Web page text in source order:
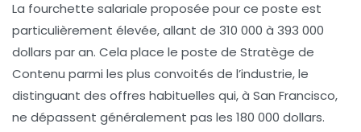
La fourchette salariale proposée pour ce poste est
particulièrement élevée, allant de 310 000 à 393 000
dollars par an. Cela place le poste de Stratège de
Contenu parmi les plus convoités de l’industrie, le
distinguant des offres habituelles qui, à San Francisco,
ne dépassent généralement pas les 180 000 dollars.